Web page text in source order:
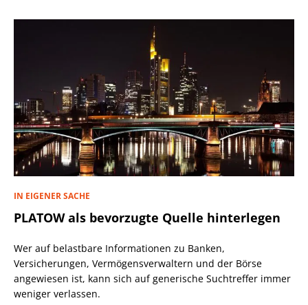
IN EIGENER SACHE
PLATOW als bevorzugte Quelle hinterlegen
Wer auf belastbare Informationen zu Banken,
Versicherungen, Vermögensverwaltern und der Börse
angewiesen ist, kann sich auf generische Suchtreffer immer
weniger verlassen.